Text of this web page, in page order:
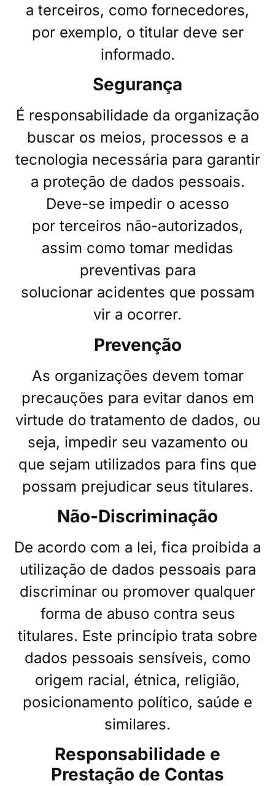
a terceiros, como fornecedores,
por exemplo, o titular deve ser
informado.
Segurança
É responsabilidade da organização
buscar os meios, processos e a
tecnologia necessária para garantir
a proteção de dados pessoais.
Deve-se impedir o acesso
por terceiros não-autorizados,
assim como tomar medidas
preventivas para
solucionar acidentes que possam
vir a ocorrer.
Prevenção
As organizações devem tomar
precauções para evitar danos em
virtude do tratamento de dados, ou
seja, impedir seu vazamento ou
que sejam utilizados para fins que
possam prejudicar seus titulares.
Não-Discriminação
De acordo com a lei, fica proibida a
utilização de dados pessoais para
discriminar ou promover qualquer
forma de abuso contra seus
titulares. Este princípio trata sobre
dados pessoais sensíveis, como
origem racial, étnica, religião,
posicionamento político, saúde e
similares.
Responsabilidade e
Prestação de Contas